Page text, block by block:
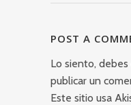
POST A
Lo siento,
publicar un
Este sitio usa